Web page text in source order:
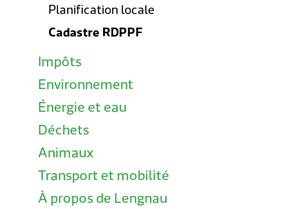
Planification locale
Cadastre RDPPF
Impôts
Environnement
Énergie et eau
Déchets
Animaux
Transport et mobilité
À propos de Lengnau